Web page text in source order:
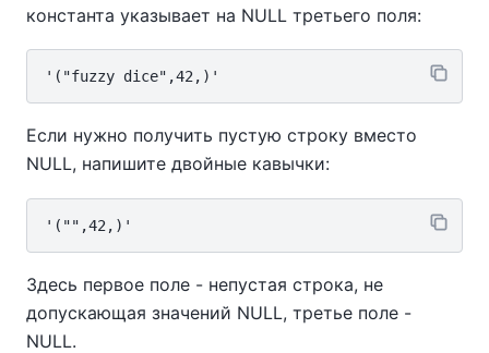
константа указывает на NULL третьего поля:
Если нужно получить пустую строку вместо
NULL, напишите двойные кавычки:
Здесь первое поле - непустая строка, не
допускающая значений NULL, третье поле -
NULL.